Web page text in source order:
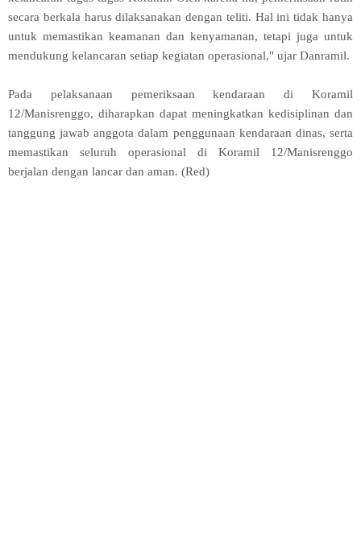
secara berkala harus dilaksanakan dengan teliti. Hal ini tidak hanya
untuk memastikan keamanan dan kenyamanan, tetapi juga untuk
mendukung kelancaran setiap kegiatan operasional," ujar Danramil.
Pada pelaksanaan pemeriksaan kendaraan di Koramil
12/Manisrenggo, diharapkan dapat meningkatkan kedisiplinan dan
tanggung jawab anggota dalam penggunaan kendaraan dinas, serta
memastikan seluruh operasional di Koramil 12/Manisrenggo
berjalan dengan lancar dan aman. (Red)